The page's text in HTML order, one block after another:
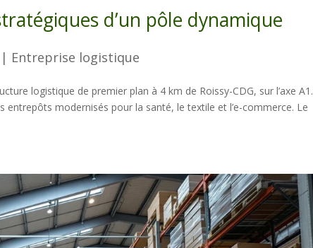
d’un pôle dynamique
| Entreprise logistique
logistique de premier plan à 4 km de Roissy-CDG, sur l’axe A1.
modernisés pour la santé, le textile et l’e-commerce. Le